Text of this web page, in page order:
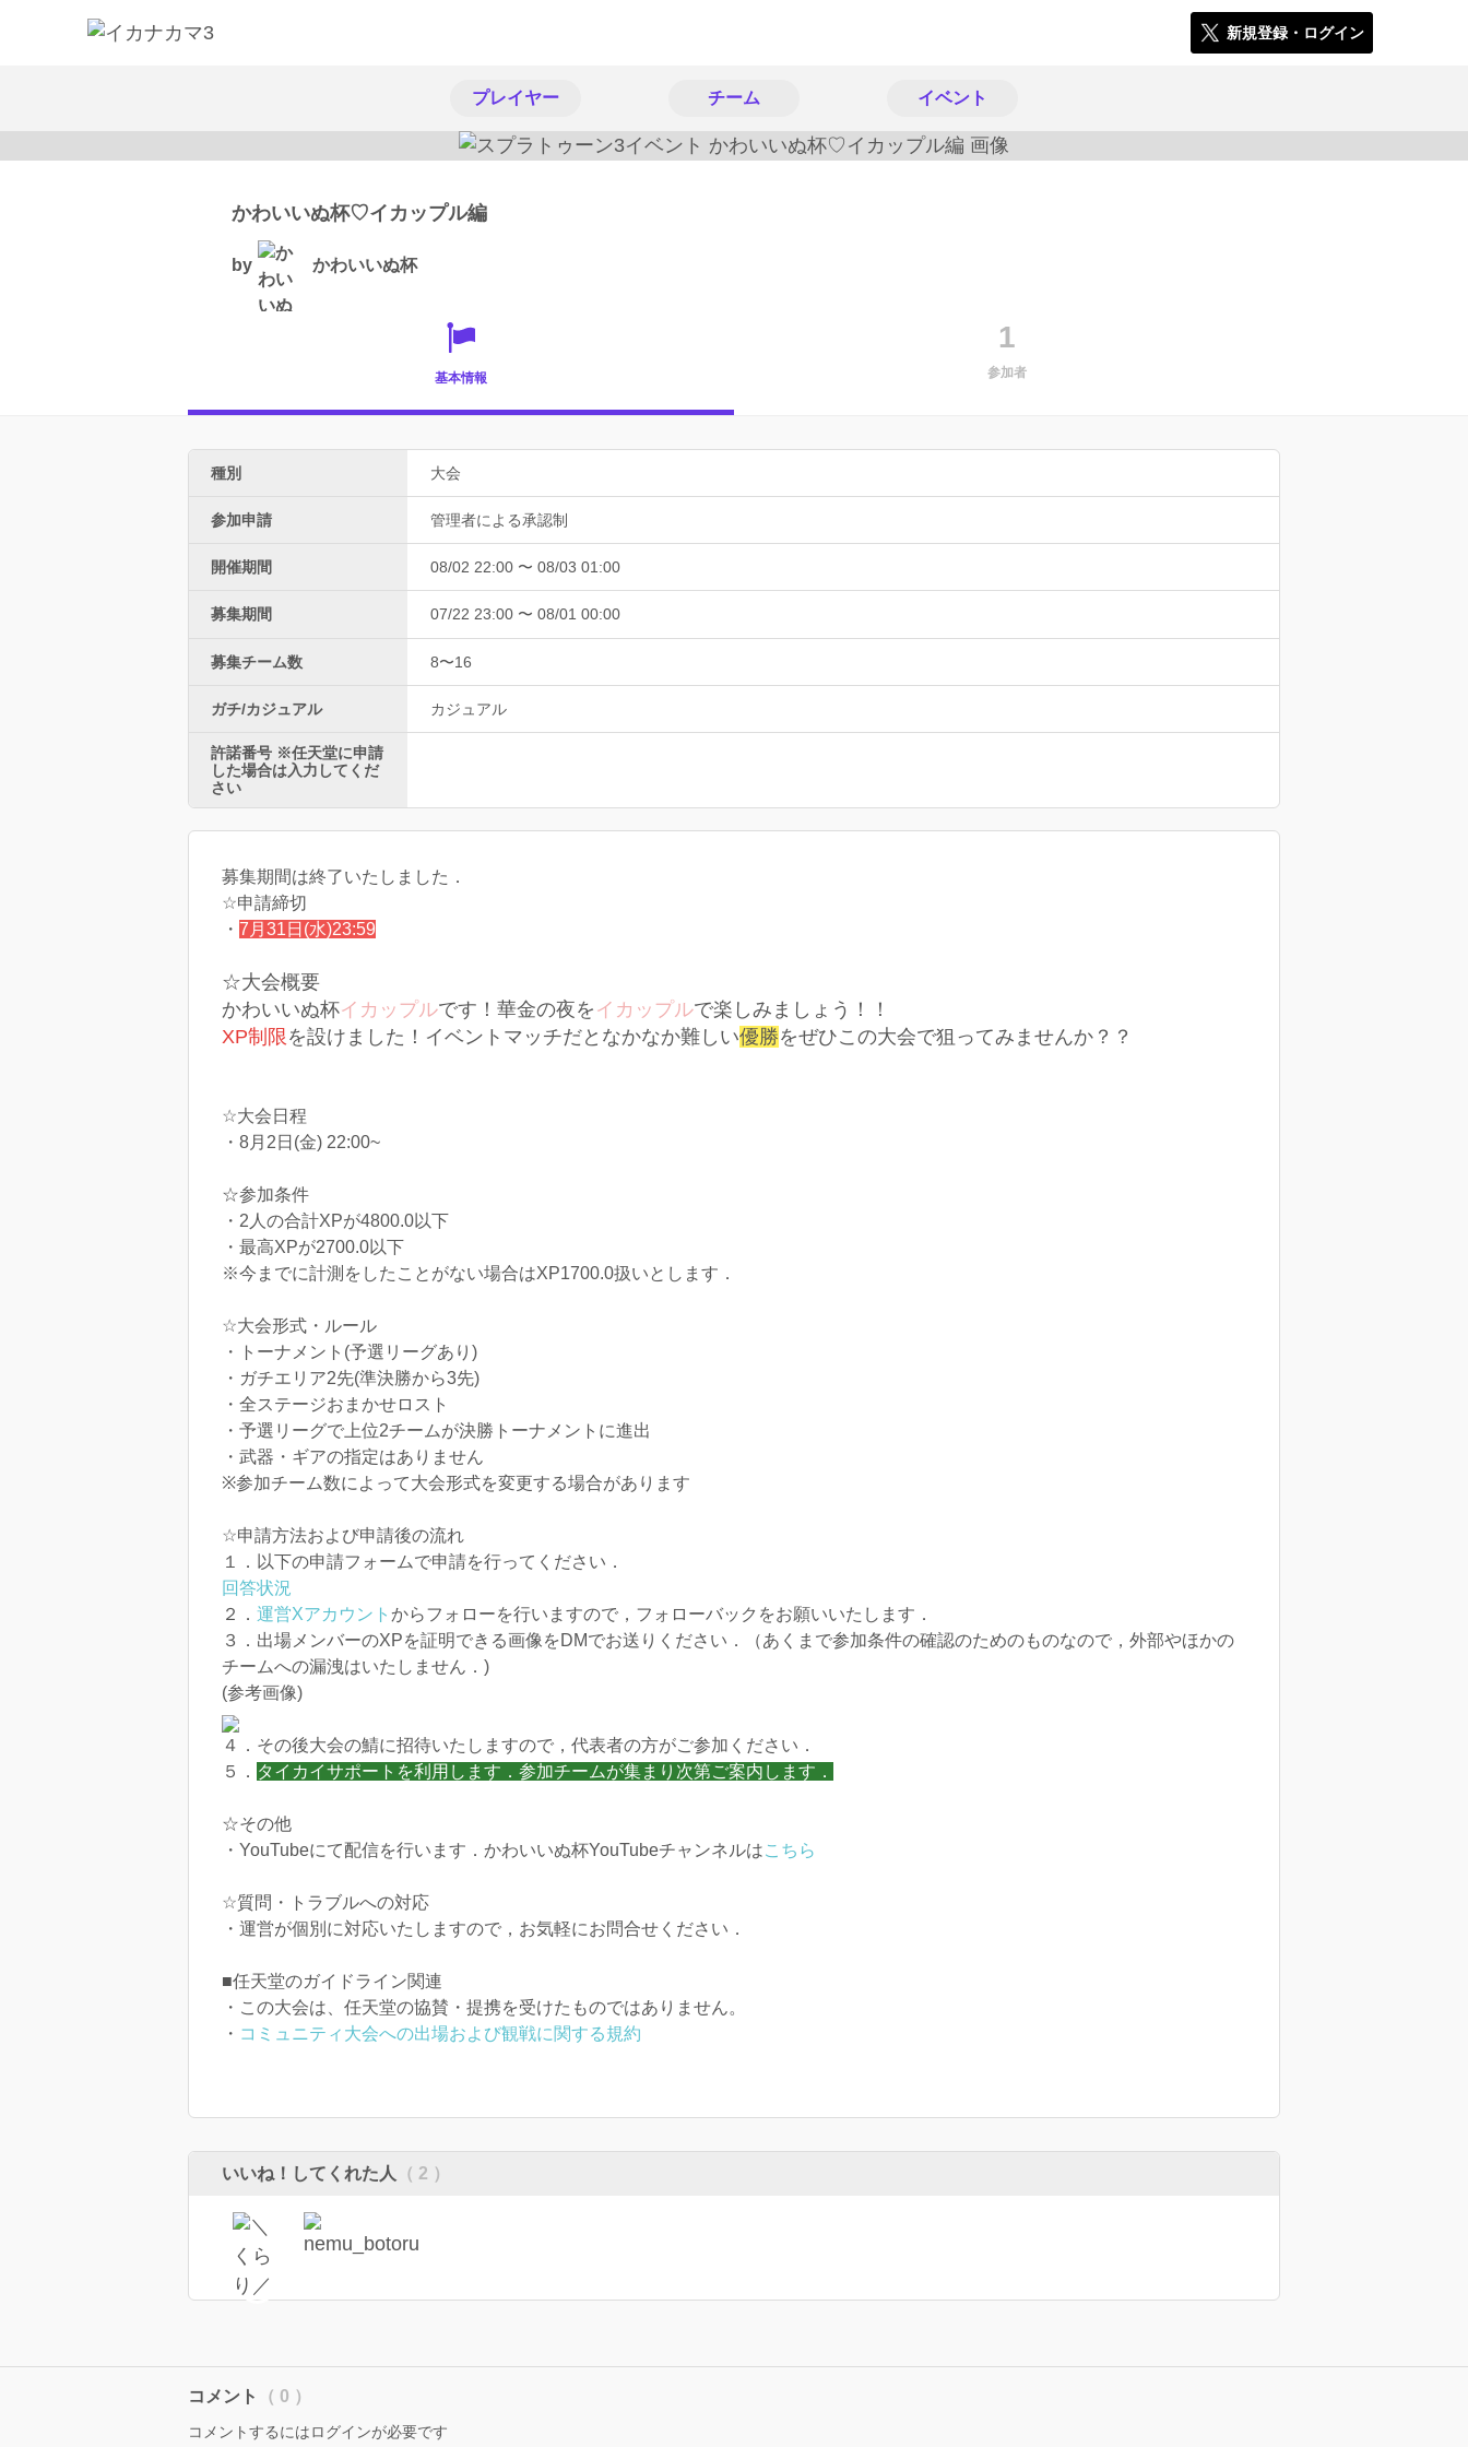
新規登録・ログイン
プレイヤー チーム イベント
かわいいぬ杯♡イカップル編
by かわいいぬ杯
基本情報
1
参加者
種別 大会
参加申請 管理者による承認制
開催期間 08/02 22:00 〜 08/03 01:00
募集期間 07/22 23:00 〜 08/01 00:00
募集チーム数 8〜16
ガチ/カジュアル カジュアル
許諾番号 ※任天堂に申請
した場合は入力してくだ
さい
募集期間は終了いたしました．
☆申請締切
・ 7月31日(水)23:59
☆大会概要
かわいいぬ杯イカップルです！華金の夜を イカップルで楽しみましょう！！
XP制限 を設けました！イベントマッチだとなかなか難しい優勝をぜひこの大会で狙ってみませんか？？
☆大会日程
・8月2日(金) 22:00~
☆参加条件
・2人の合計XPが4800.0以下
・最高XPが2700.0以下
※今までに計測をしたことがない場合はXP1700.0扱いとします．
☆大会形式・ルール
・トーナメント(予選リーグあり)
・ガチエリア2先(準決勝から3先)
・全ステージおまかせロスト
・予選リーグで上位2チームが決勝トーナメントに進出
・武器・ギアの指定はありません
※参加チーム数によって大会形式を変更する場合があります
☆申請方法および申請後の流れ
１．以下の申請フォームで申請を行ってください．
回答状況
２． 運営Xアカウント からフォローを行いますので，フォローバックをお願いいたします．
３．出場メンバーのXPを証明できる画像をDMでお送りください．（あくまで参加条件の確認のためのものなので，外部やほかの
チームへの漏洩はいたしません．)
(参考画像)
４．その後大会の鯖に招待いたしますので，代表者の方がご参加ください．
５． タイカイサポートを利用します．参加チームが集まり次第ご案内します．
☆その他
・YouTubeにて配信を行います．かわいいぬ杯YouTubeチャンネルはこちら
☆質問・トラブルへの対応
・運営が個別に対応いたしますので，お気軽にお問合せください．
■任天堂のガイドライン関連
・この大会は、任天堂の協賛・提携を受けたものではありません。
・ コミュニティ大会への出場および観戦に関する規約
いいね！してくれた人 （ 2 ）
コメント （ 0 ）
コメントするにはログインが必要です